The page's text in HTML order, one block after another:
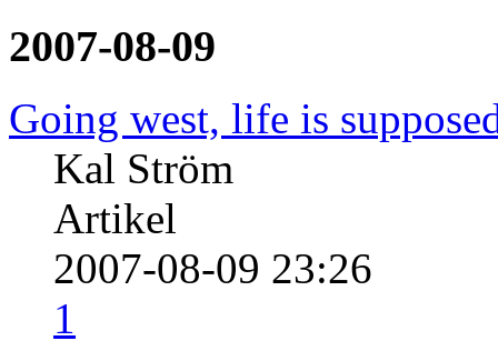
2007-08-09
Going west, life is
Kal Ström
Artikel
2007-08-09 23:26
1